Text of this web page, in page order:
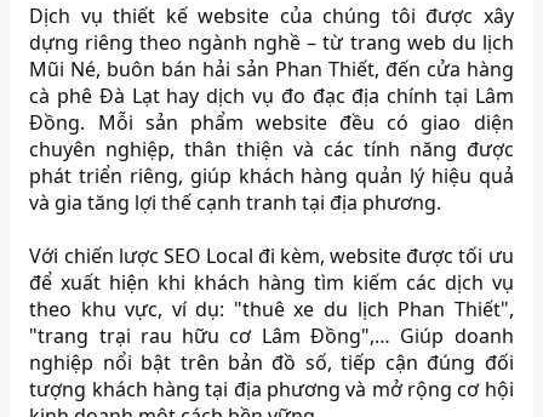
Dịch vụ thiết kế website của chúng tôi được xây
dựng riêng theo ngành nghề – từ trang web du lịch
Mũi Né, buôn bán hải sản Phan Thiết, đến cửa hàng
cà phê Đà Lạt hay dịch vụ đo đạc địa chính tại Lâm
Đồng. Mỗi sản phẩm website đều có giao diện
chuyên nghiệp, thân thiện và các tính năng được
phát triển riêng, giúp khách hàng quản lý hiệu quả
và gia tăng lợi thế cạnh tranh tại địa phương.
Với chiến lược SEO Local đi kèm, website được tối ưu
để xuất hiện khi khách hàng tìm kiếm các dịch vụ
theo khu vực, ví dụ: "thuê xe du lịch Phan Thiết",
"trang trại rau hữu cơ Lâm Đồng",… Giúp doanh
nghiệp nổi bật trên bản đồ số, tiếp cận đúng đối
tượng khách hàng tại địa phương và mở rộng cơ hội